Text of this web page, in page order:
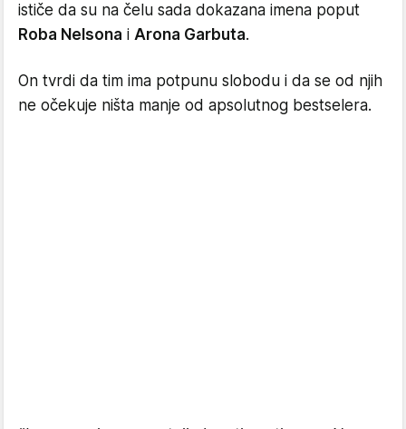
ističe da su na čelu sada dokazana imena poput
Roba Nelsona i Arona Garbuta.
On tvrdi da tim ima potpunu slobodu i da se od njih
ne očekuje ništa manje od apsolutnog bestselera.